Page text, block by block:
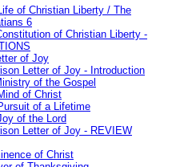
of Christian Liberty / The
6
of Christian Liberty -
of Joy
Letter of Joy - Introduction
of the Gospel
of Christ
of a Lifetime
of the Lord
Letter of Joy - REVIEW
of Christ